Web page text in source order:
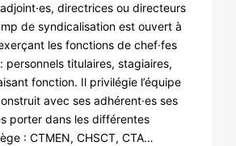
directrices ou directeurs
de syndicalisation est ouvert à
les fonctions de chef·fes
personnels titulaires, stagiaires,
fonction. Il privilégie l’équipe
avec ses adhérent·es ses
porter dans les différentes
: CTMEN, CHSCT, CTA…